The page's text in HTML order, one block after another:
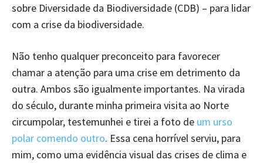
sobre Diversidade da Biodiversidade (CDB) – para lidar
com a crise da biodiversidade.
Não tenho qualquer preconceito para favorecer
chamar a atenção para uma crise em detrimento da
outra. Ambos são igualmente importantes. Na virada
do século, durante minha primeira visita ao Norte
circumpolar, testemunhei e tirei a foto de um urso
polar comendo outro. Essa cena horrível serviu, para
mim, como uma evidência visual das crises de clima e